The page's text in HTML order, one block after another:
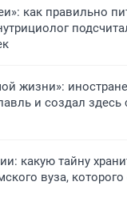
как правильно
жизни»:
и создал
какую тайну
вуза,